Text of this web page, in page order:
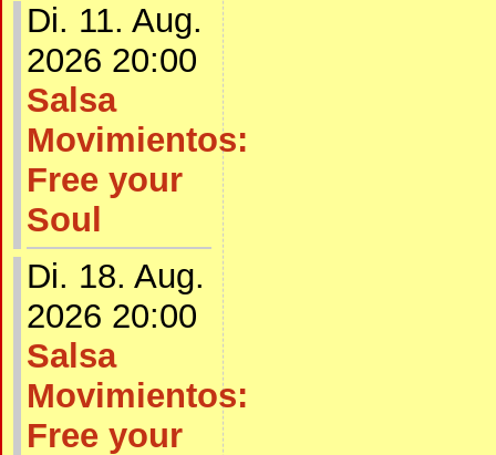
Di. 11. Aug.
2026 20:00
Salsa
Movimientos:
Free your
Soul
Di. 18. Aug.
2026 20:00
Salsa
Movimientos:
Free your